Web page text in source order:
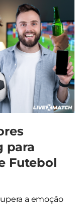
para
Futebol
a emoção